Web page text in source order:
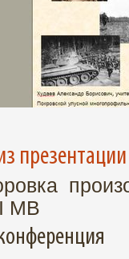
презентации
МВ